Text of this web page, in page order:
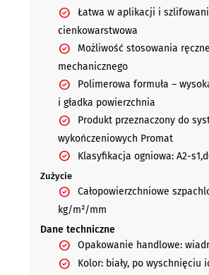
Łatwa w aplikacji i
cienkowarstwowa
Możliwość stosowania
mechanicznego
Polimerowa formuła –
i gładka powierzchnia
Produkt przeznaczony do
wykończeniowych Promat
Klasyfikacja ogniowa: A2-
Zużycie
Całopowierzchniowe
kg/m²/mm
Dane techniczne
Opakowanie handlowe:
Kolor: biały, po wyschnięciu